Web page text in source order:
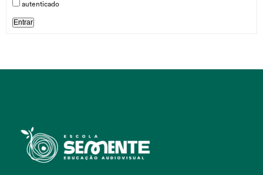
autenticado
Entrar